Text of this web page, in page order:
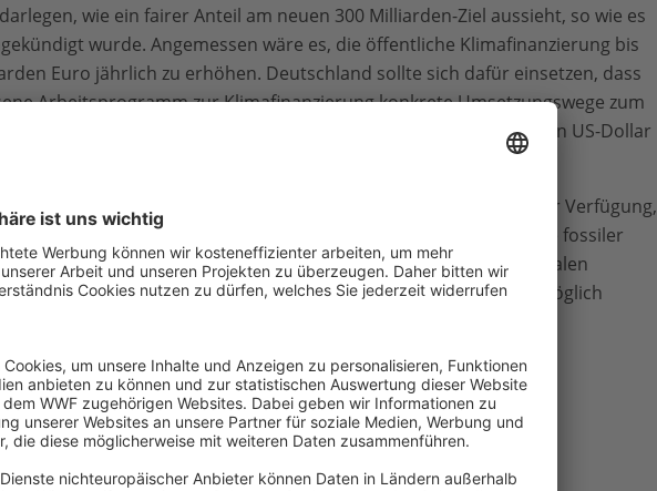
wie ein fairer Anteil am neuen 300 Milliarden-Ziel aussieht, so wie es
wurde. Angemessen wäre es, die öffentliche Klimafinanzierung bis
Euro jährlich zu erhöhen. Deutschland sollte sich dafür einsetzen, dass
Arbeitsprogramm zur Klimafinanzierung konkrete Umsetzungswege zum
zugleich die Perspektive auf das langfristige Ziel von 1,3 Billionen US-Dollar
auch die Verursacher stärker in die Pflicht nehmen, stünden zur Verfügung,
und Privatjets. Zusätzlich braucht es Steuern auf Übergewinne fossiler
Der Abbau fossiler Subventionen hätte nach internationalen
vollzogen sein müssen – hier muss auch Deutschland schnellstmöglich
zum zweijährigen Climate Finance Programme vom April
files/resource/WWF_1.pdf